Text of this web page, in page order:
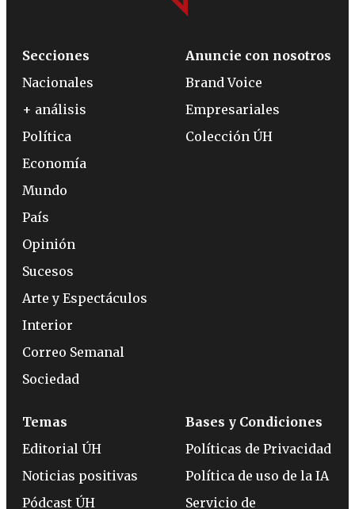
Secciones
Nacionales
+ análisis
Política
Economía
Mundo
País
Opinión
Sucesos
Arte y Espectáculos
Interior
Correo Semanal
Sociedad
Anuncie con nosotros
Brand Voice
Empresariales
Colección ÚH
Temas
Editorial ÚH
Noticias positivas
Pódcast ÚH
Bases y Condiciones
Políticas de Privacidad
Política de uso de la IA
Servicio de